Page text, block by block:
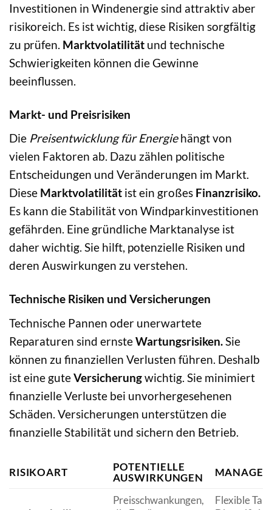
Investitionen in Windenergie sind attraktiv aber
risikoreich. Es ist wichtig, diese Risiken sorgfältig
zu prüfen. Marktvolatilität und technische
Schwierigkeiten können die Gewinne
beeinflussen.
Markt- und Preisrisiken
Die Preisentwicklung für Energiehängt von
vielen Faktoren ab. Dazu zählen politische
Entscheidungen und Veränderungen im Markt.
Diese Marktvolatilität ist ein großes Finanzrisiko.
Es kann die Stabilität von Windparkinvestitionen
gefährden. Eine gründliche Marktanalyse ist
daher wichtig. Sie hilft, potenzielle Risiken und
deren Auswirkungen zu verstehen.
Technische Risiken und Versicherungen
Technische Pannen oder unerwartete
Reparaturen sind ernsteWartungsrisiken.Sie
können zu finanziellen Verlusten führen. Deshalb
ist eine guteVersicherungwichtig. Sie minimiert
finanzielle Verluste bei unvorhergesehenen
Schäden. Versicherungen unterstützen die
finanzielle Stabilität und sichern den Betrieb.
RISIKOART
POTENTIELLE
AUSWIRKUNGEN
Preisschwankungen,
Flexible